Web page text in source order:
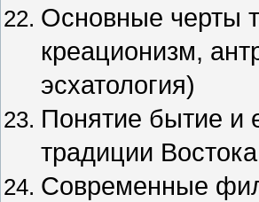
Основные черты
креационизм,
эсхатология)
Понятие бытие и
традиции
Современные